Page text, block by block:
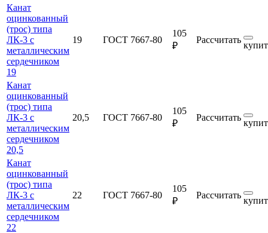
Канат
оцинкованный
(трос) типа
ЛК-3 с
металлическим
сердечником
19
19 ГОСТ 7667-80
105
₽
Рассчитать
Канат
оцинкованный
(трос) типа
ЛК-3 с
металлическим
сердечником
20,5
20,5 ГОСТ 7667-80
105
₽
Рассчитать
Канат
оцинкованный
(трос) типа
ЛК-3 с
металлическим
сердечником
22
22 ГОСТ 7667-80
105
₽
Рассчитать